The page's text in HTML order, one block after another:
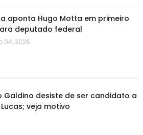
aponta Hugo Motta em primeiro
deputado federal
04, 2026
Galdino desiste de ser candidato a
veja motivo